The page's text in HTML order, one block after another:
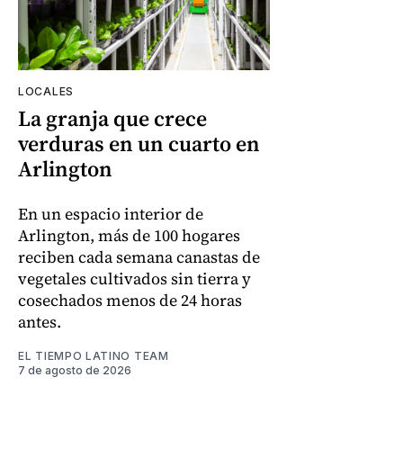
LOCALES
La granja que crece
verduras en un cuarto en
Arlington
En un espacio interior de
Arlington, más de 100 hogares
reciben cada semana canastas de
vegetales cultivados sin tierra y
cosechados menos de 24 horas
antes.
EL TIEMPO LATINO TEAM
7 de agosto de 2026